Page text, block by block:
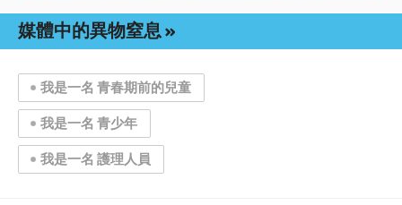
媒體中的異物窒息
我是一名 青春期前的兒童
我是一名 青少年
我是一名 護理人員